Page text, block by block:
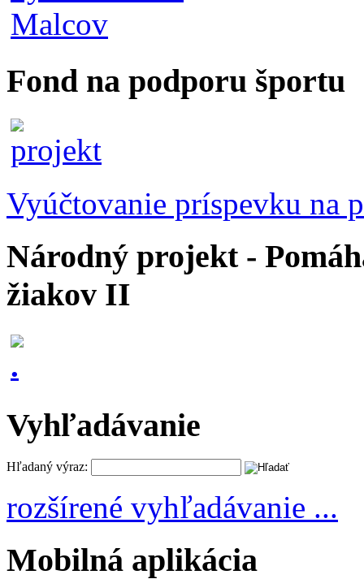
Fond na podporu športu
Vyúčtovanie príspevku na
Národný projekt -
žiakov II
Vyhľadávanie
Hľadaný výraz:
rozšírené vyhľadávanie ...
Mobilná aplikácia